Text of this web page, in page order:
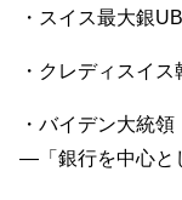
・スイス最大銀
・クレディスイ
・バイデン大統領
—「銀行を中心と